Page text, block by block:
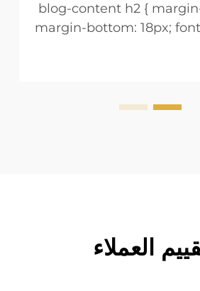
.blog-content h2 {
margin-bottom: 18px;
height: normal; } .blog-
18px; font-size: 20px
العملاء